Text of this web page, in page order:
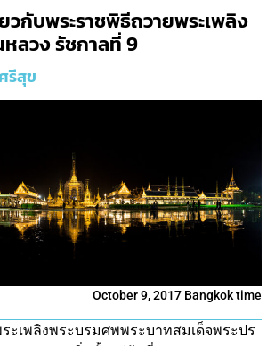
วกับพระราชพิธีถวายพระเพลิง
ลวง รัชกาลที่ 9
รีสุข
October 9, 2017 Bangkok time
ะเพลิงพระบรมศพพระบาทสมเด็จพระปร